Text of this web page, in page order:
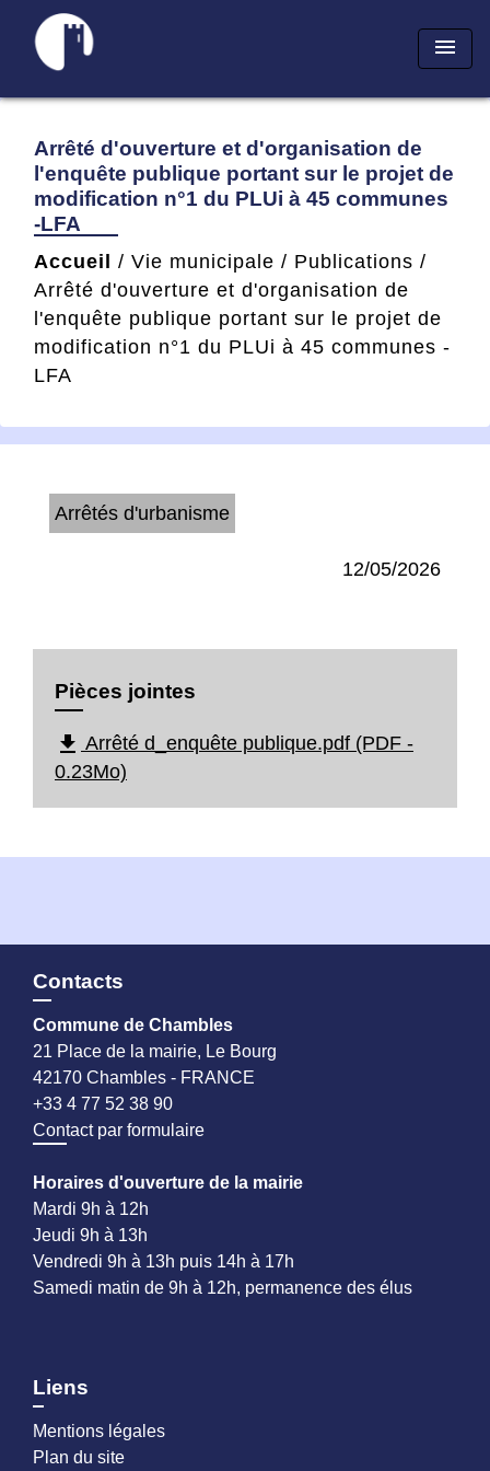
menu
Arrêté d'ouverture et d'organisation de
l'enquête publique portant sur le projet de
modification n°1 du PLUi à 45 communes
-LFA
Accueil / Vie municipale / Publications /
Arrêté d'ouverture et d'organisation de
l'enquête publique portant sur le projet de
modification n°1 du PLUi à 45 communes -
LFA
Arrêtés d'urbanisme
12/05/2026
Pièces jointes
file_download Arrêté d_enquête publique.pdf (PDF -
0.23Mo)
Contacts
Commune de Chambles
21 Place de la mairie, Le Bourg
42170 Chambles - FRANCE
+33 4 77 52 38 90
Contact par formulaire
Horaires d'ouverture de la mairie
Mardi 9h à 12h
Jeudi 9h à 13h
Vendredi 9h à 13h puis 14h à 17h
Samedi matin de 9h à 12h, permanence des élus
Liens
Mentions légales
Plan du site